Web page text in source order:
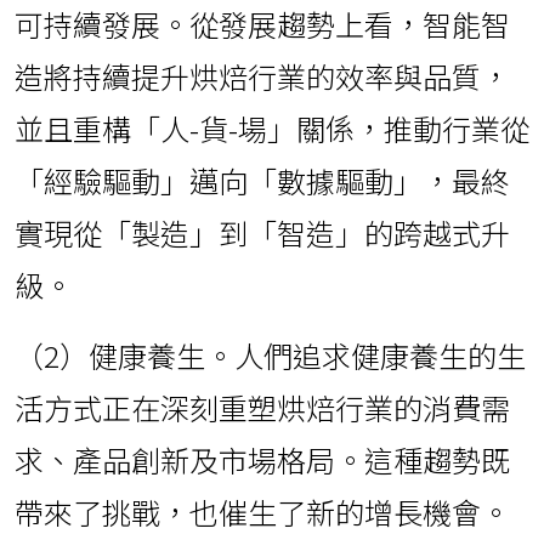
可持續發展。從發展趨勢上看，智能智
造將持續提升烘焙行業的效率與品質，
並且重構「人-貨-場」關係，推動行業從
「經驗驅動」邁向「數據驅動」，最終
實現從「製造」到「智造」的跨越式升
級。
（2）健康養生。人們追求健康養生的生
活方式正在深刻重塑烘焙行業的消費需
求、產品創新及市場格局。這種趨勢既
帶來了挑戰，也催生了新的增長機會。